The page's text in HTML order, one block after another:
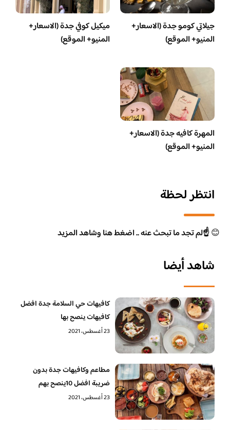
جيلاتي كومو جدة (الاسعار+
المنيو+ الموقع)
ميكيل كوفي جدة (الاسعار+
المنيو+ الموقع)
المهرة كافيه جدة (الاسعار+
المنيو+ الموقع)
انتظر لحظة
😊☝️لم تجد ما تبحث عنه .. اضغط هنا وشاهد المزيد
شاهد أيضا
كافيهات حي السلامة جدة افضل
كافيهات ينصح بها
23 أغسطس، 2021
مطاعم وكافيهات جدة بدون
ضريبة افضل 10ينصح بهم
23 أغسطس، 2021